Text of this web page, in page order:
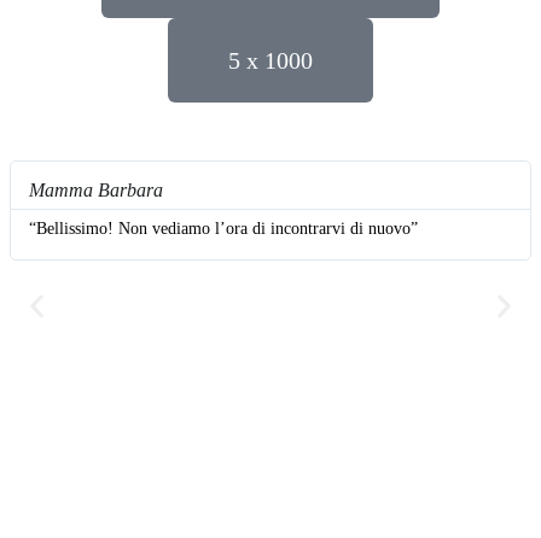
5 x 1000
Mamma Barbara
“Bellissimo! Non vediamo l’ora di incontrarvi di nuovo”